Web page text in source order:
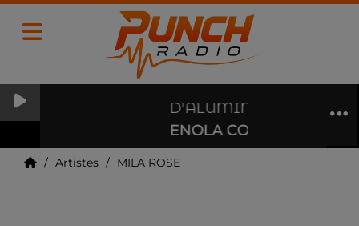
D'ALUMINIUM ET DE
ENOLA COX
Artistes MILA ROSE